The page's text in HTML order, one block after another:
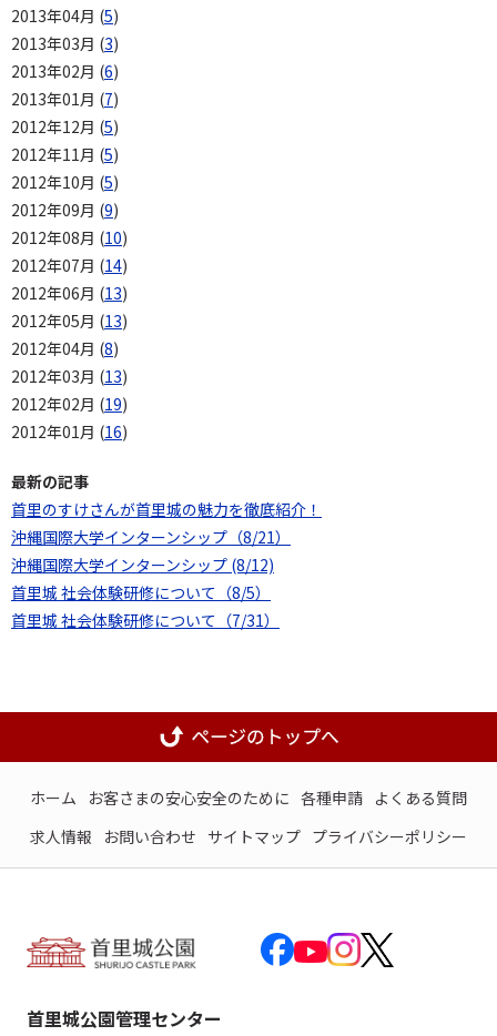
2013年04月 (5)
2013年03月 (3)
2013年02月 (6)
2013年01月 (7)
2012年12月 (5)
2012年11月 (5)
2012年10月 (5)
2012年09月 (9)
2012年08月 (10)
2012年07月 (14)
2012年06月 (13)
2012年05月 (13)
2012年04月 (8)
2012年03月 (13)
2012年02月 (19)
2012年01月 (16)
最新の記事
首里のすけさんが首里城の魅力を徹底紹介！
沖縄国際大学インターンシップ（8/21）
沖縄国際大学インターンシップ (8/12)
首里城 社会体験研修について（8/5）
首里城 社会体験研修について（7/31）
ホーム お客さまの安心安全のために 各種申請 よくある質問
求人情報
お問い合わせ サイトマップ プライバシーポリシー
首里城公園管理センター